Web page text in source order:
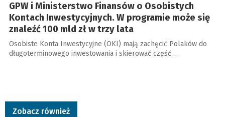
GPW i Ministerstwo Finansów o Osobistych
Kontach Inwestycyjnych. W programie może się
znaleźć 100 mld zł w trzy lata
Osobiste Konta Inwestycyjne (OKI) mają zachęcić Polaków do
długoterminowego inwestowania i skierować część …
Zobacz również